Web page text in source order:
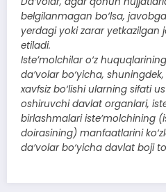
belgilanmagan bo‘lsa,
yerdagi yoki zarar
etiladi.
Iste’molchilar o‘z
da’volar bo‘yicha,
xavfsiz bo‘lishi ularning sifati
oshiruvchi davlat organlari,
birlashmalari iste’molchining
doirasining) manfaatlarini
da’volar bo‘yicha davlat boji